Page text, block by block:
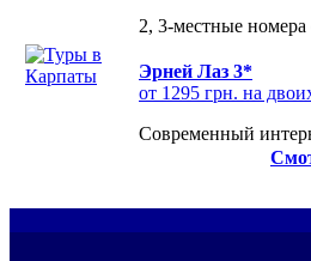
2, 3-местные
Эрней Лаз 3*
от 1295 грн. на
Современный